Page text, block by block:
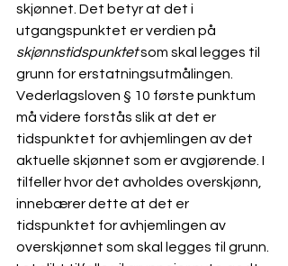
skjønnet. Det betyr at det i
utgangspunktet er verdien på
skjønnstidspunktet som skal legges til
grunn for erstatningsutmålingen.
Vederlagsloven § 10 første punktum
må videre forstås slik at det er
tidspunktet for avhjemlingen av det
aktuelle skjønnet som er avgjørende. I
tilfeller hvor det avholdes overskjønn,
innebærer dette at det er
tidspunktet for avhjemlingen av
overskjønnet som skal legges til grunn.